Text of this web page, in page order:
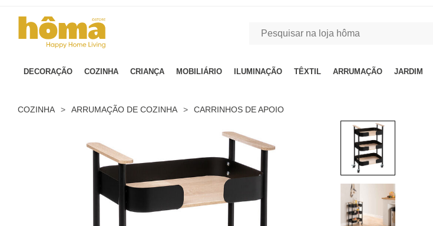
DECORAÇÃO COZINHA CRIANÇA MOBILIÁRIO ILUMINAÇÃO TÊXTIL ARRUMAÇÃO JARDIM
COZINHA > ARRUMAÇÃO DE COZINHA > CARRINHOS DE APOIO